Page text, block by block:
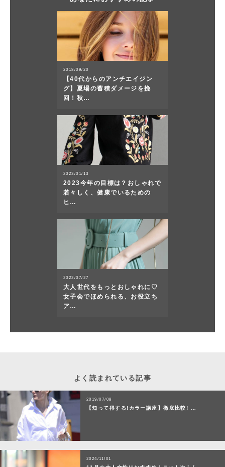
よく読まれている記事
2019/07/08
【知って得する!カラー講座】徹底比較! …
2024/11/01
2018/09/20
【40代からのアンチエイジン
グ】夏場の蓄積ダメージを挽
回！秋…
2023/01/13
2023今年の目標は？おしゃれで
若々しく、健康でいるための
ヒ…
2022/07/27
大人世代をもっとおしゃれに♡
女子会でほめられる、お役立ち
ア…